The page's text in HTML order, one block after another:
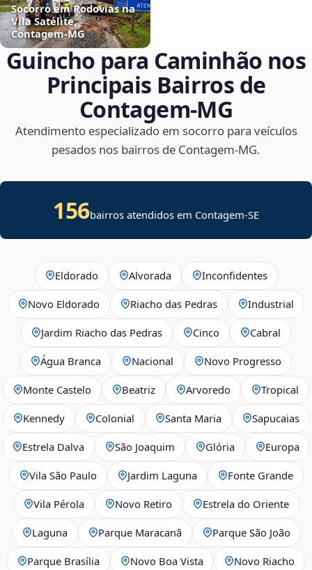
Socorro em Rodovias na
Vila Satélite,
Contagem‑MG
Guincho para Caminhão nos
Principais Bairros de
Contagem‑MG
Atendimento especializado em socorro para veículos
pesados nos bairros de Contagem‑MG.
156bairros atendidos em Contagem-SE
Eldorado Alvorada Inconfidentes
Novo Eldorado Riacho das Pedras Industrial
Jardim Riacho das Pedras Cinco Cabral
Água Branca Nacional Novo Progresso
Monte Castelo Beatriz Arvoredo Tropical
Kennedy Colonial Santa Maria Sapucaias
Estrela Dalva São Joaquim Glória Europa
Vila São Paulo Jardim Laguna Fonte Grande
Vila Pérola Novo Retiro Estrela do Oriente
Laguna Parque Maracanã Parque São João
Parque Brasília Novo Boa Vista Novo Riacho